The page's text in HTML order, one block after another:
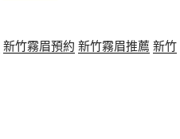
新竹霧眉預約 新竹霧眉推薦 新竹